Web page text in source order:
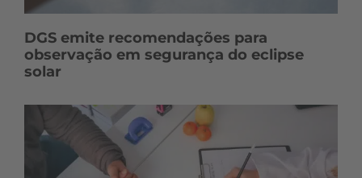
DGS emite recomendações para
observação em segurança do eclipse
solar